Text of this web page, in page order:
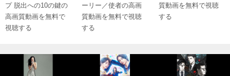
プ 脱出への10の鍵の
高画質動画を無料で
視聴する
ーリー／使者の高画
質動画を無料で視聴
する
質動画を無料で視聴
する